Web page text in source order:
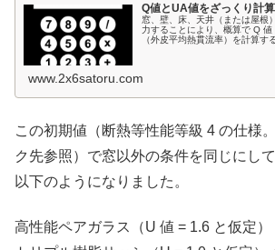
Q値とUA値をざっくり計
窓、壁、床、天井（または屋根
力することにより、概算で Q
（外皮平均熱貫流率）を計算す
www.2x6satoru.com
この初期値（断熱等性能等級 4 の仕様
ク先参照）で窓以外の条件を同じにし
以下のようになりました。
高性能ペアガラス（U 値 = 1.6 と仮定）